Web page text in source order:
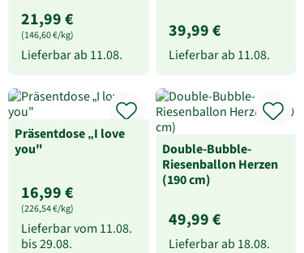
21,99 €
(146,60 €/kg)
Lieferbar ab 11.08.
39,99 €
Lieferbar ab 11.08.
Präsentdose „I love
you"
16,99 €
(226,54 €/kg)
Lieferbar vom 11.08.
bis29.08.
Double-Bubble-
Riesenballon Herzen
(190 cm)
49,99 €
Lieferbar ab 18.08.